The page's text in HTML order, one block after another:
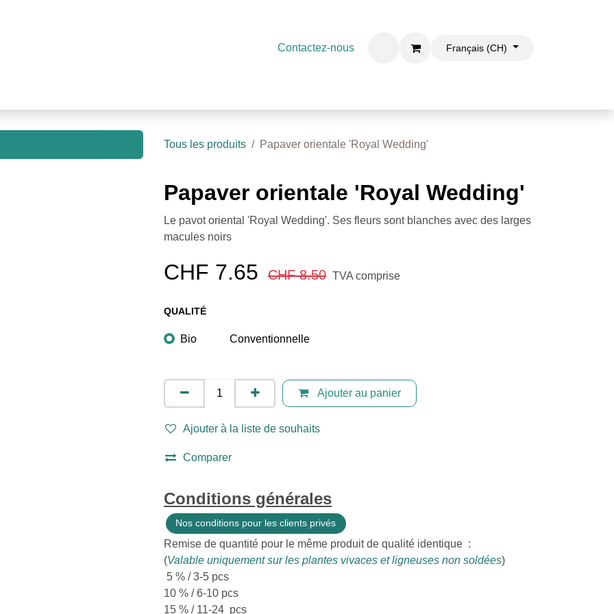
Contactez-nous Français (CH)
Tous les produits Papaver orientale 'Royal Wedding'
Papaver orientale 'Royal Wedding'
Le pavot oriental 'Royal Wedding'. Ses fleurs sont blanches avec des larges
macules noirs
CHF 7.65 CHF8.50 TVA comprise
QUALITÉ
Bio Conventionnelle
Ajouter au panier
Ajouter à la liste de souhaits
Comparer
Conditions générales
Nos conditions pour les clients privés
Remise de quantité pour le même produit de qualité identique :
(Valable uniquement sur les plantes vivaces et ligneuses non soldées)
5 % / 3-5 pcs
10 % / 6-10 pcs
15 % / 11-24 pcs